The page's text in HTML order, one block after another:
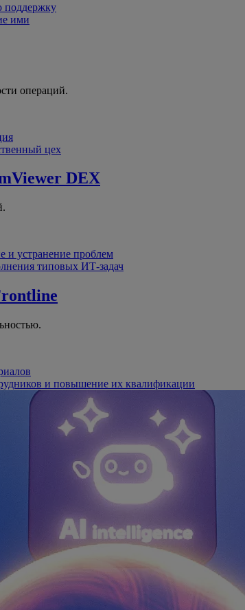
поддержку
ими
операций.
цех
DEX
и устранение проблем
типовых ИТ-задач
и повышение их квалификации